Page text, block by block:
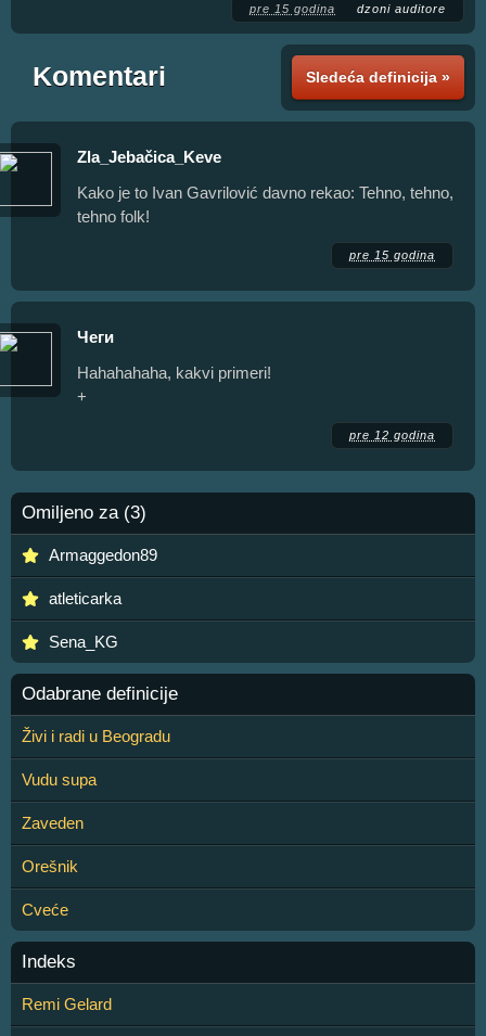
pre 15 godina dzoni auditore
Sledeća definicija »
Komentari
Zla_Jebačica_Keve
Kako je to Ivan Gavrilović davno rekao: Tehno, tehno,
tehno folk!
pre 15 godina
Чеги
Hahahahaha, kakvi primeri!
+
pre 12 godina
Omiljeno za (3)
Armaggedon89
atleticarka
Sena_KG
Odabrane definicije
Živi i radi u Beogradu
Vudu supa
Zaveden
Orešnik
Cveće
Indeks
Remi Gelard